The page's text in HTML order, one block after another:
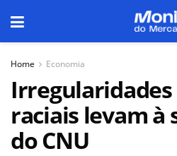
Home Economia
Irregularidades
raciais levam à
do CNU